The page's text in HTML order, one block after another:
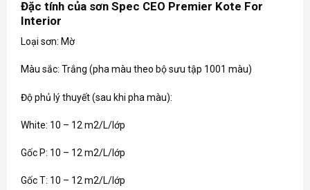
Đặc tính của sơn Spec CEO Premier Kote For
Interior
Loại sơn: Mờ
Màu sắc: Trắng (pha màu theo bộ sưu tập 1001 màu)
Độ phủ lý thuyết (sau khi pha màu):
White: 10 – 12 m2/L/lớp
Gốc P: 10 – 12 m2/L/lớp
Gốc T: 10 – 12 m2/L/lớp